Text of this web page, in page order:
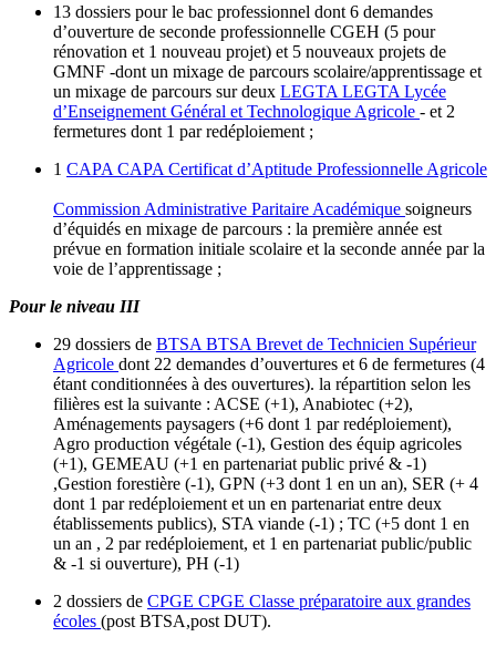
13 dossiers pour le bac professionnel dont 6 demandes
d’ouverture de seconde professionnelle CGEH (5 pour
rénovation et 1 nouveau projet) et 5 nouveaux projets de
GMNF -dont un mixage de parcours scolaire/apprentissage et
un mixage de parcours sur deux LEGTA LEGTA Lycée
d’Enseignement Général et Technologique Agricole - et 2
fermetures dont 1 par redéploiement ;
1 CAPA CAPA Certificat d’Aptitude Professionnelle Agricole
Commission Administrative Paritaire Académique soigneurs
d’équidés en mixage de parcours : la première année est
prévue en formation initiale scolaire et la seconde année par la
voie de l’apprentissage ;
Pour le niveau III
29 dossiers de BTSA BTSA Brevet de Technicien Supérieur
Agricole dont 22 demandes d’ouvertures et 6 de fermetures (4
étant conditionnées à des ouvertures). la répartition selon les
filières est la suivante : ACSE (+1), Anabiotec (+2),
Aménagements paysagers (+6 dont 1 par redéploiement),
Agro production végétale (-1), Gestion des équip agricoles
(+1), GEMEAU (+1 en partenariat public privé & -1)
,Gestion forestière (-1), GPN (+3 dont 1 en un an), SER (+ 4
dont 1 par redéploiement et un en partenariat entre deux
établissements publics), STA viande (-1) ; TC (+5 dont 1 en
un an , 2 par redéploiement, et 1 en partenariat public/public
& -1 si ouverture), PH (-1)
2 dossiers de CPGE CPGE Classe préparatoire aux grandes
écoles (post BTSA,post DUT).